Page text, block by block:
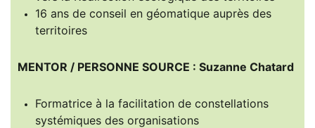
16 ans de conseil en géomatique auprès des
territoires
MENTOR / PERSONNE SOURCE : Suzanne Chatard
Formatrice à la facilitation de constellations
systémiques des organisations